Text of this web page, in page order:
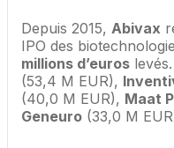
Depuis 2015, Abivax
IPO des
millions d’euros
(53,4 M EUR),
(40,0 M EUR), Maat
Geneuro (33,0 M